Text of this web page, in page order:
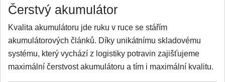
Čerstvý akumulátor
Kvalita akumulátoru jde ruku v ruce se stářím
akumulátorových článků. Díky unikátnímu skladovému
systému, který vychází z logistiky potravin zajišťujeme
maximální čerstvost akumulátoru a tím i maximální kvalitu.